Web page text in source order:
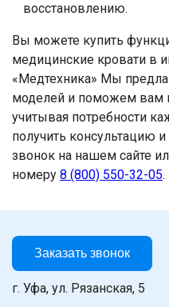
восстановлению.
Вы можете купить
медицинские кровати в
«Медтехника» Мы
моделей и поможем вам
учитывая потребности
получить консультацию
звонок на нашем сайте
номеру 8 (800) 550-32-05.
Заказать звонок
г. Уфа, ул. Рязанская, 5